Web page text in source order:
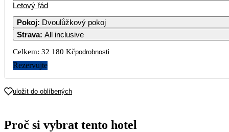
Letový řád
Pokoj: Dvoulůžkový pokoj
Strava: All inclusive
Celkem: 32 180 Kčpodrobnosti
Rezervujte
uložit do oblíbených
Proč si vybrat tento hotel